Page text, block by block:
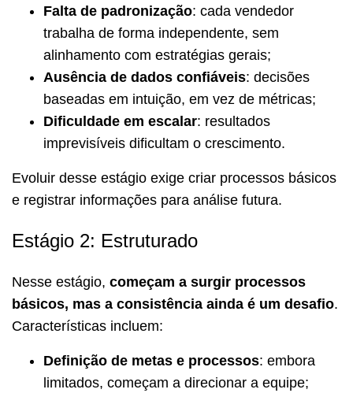
Falta de padronização: cada vendedor
trabalha de forma independente, sem
alinhamento com estratégias gerais;
Ausência de dados confiáveis: decisões
baseadas em intuição, em vez de métricas;
Dificuldade em escalar: resultados
imprevisíveis dificultam o crescimento.
Evoluir desse estágio exige criar processos básicos
e registrar informações para análise futura.
Estágio 2: Estruturado
Nesse estágio, começam a surgir processos
básicos, mas a consistência ainda é um desafio.
Características incluem:
Definição de metas e processos: embora
limitados, começam a direcionar a equipe;